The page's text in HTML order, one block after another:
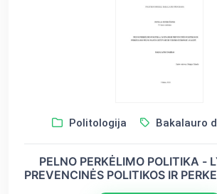
Politologija Bakalauro
PELNO PERKĖLIMO POLITIKA -
PREVENCINĖS POLITIKOS IR